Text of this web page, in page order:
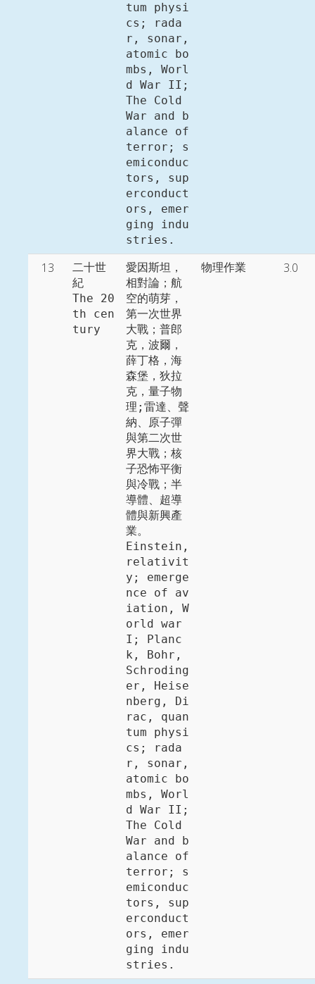
tum physi
cs; rada
r, sonar,
atomic bo
mbs, Worl
d War II;
The Cold
War and b
alance of
terror; s
emiconduc
tors, sup
erconduct
ors, emer
ging indu
stries.
13
二十世
紀
The 20
th cen
tury
愛因斯坦，
相對論；航
空的萌芽，
第一次世界
大戰；普郎
克，波爾，
薛丁格，海
森堡，狄拉
克，量子物
理;雷達、聲
納、原子彈
與第二次世
界大戰；核
子恐怖平衡
與冷戰；半
導體、超導
體與新興產
業。
Einstein,
relativit
y; emerge
nce of av
iation, W
orld war
I; Planc
k, Bohr,
Schroding
er, Heise
nberg, Di
rac, quan
tum physi
cs; rada
r, sonar,
atomic bo
mbs, Worl
d War II;
The Cold
War and b
alance of
terror; s
emiconduc
tors, sup
erconduct
ors, emer
ging indu
物理作業 3.0